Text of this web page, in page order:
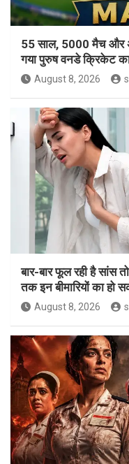
55 साल, 5000 मैच और
गया पुरुष वनडे क्रिकेट का
August 8, 2026
बार-बार फूल रही है
तक इन बीमारियों का हो
August 8, 2026